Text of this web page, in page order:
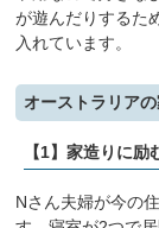
が遊んだりするた
入れています。
オーストラリア
【1】家造りに励
Nさん夫婦が今の